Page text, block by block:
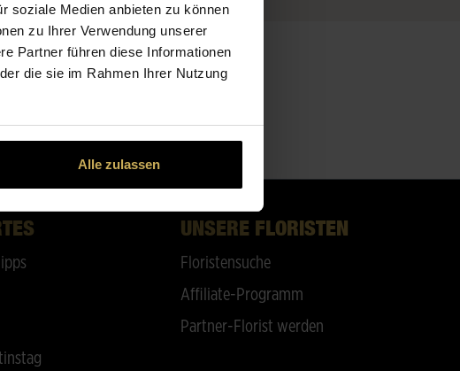
soziale Medien anbieten zu können
zu Ihrer Verwendung unserer
Partner führen diese Informationen
die sie im Rahmen Ihrer Nutzung
Alle zulassen
UNSERE FLORISTEN
Floristensuche
Affiliate-Programm
Partner-Florist werden